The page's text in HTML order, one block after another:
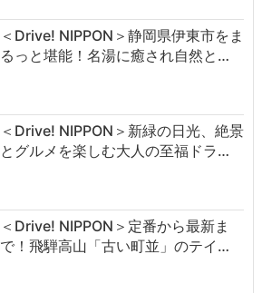
＜Drive! NIPPON＞静岡県伊東市をま
るっと堪能！名湯に癒され自然と…
＜Drive! NIPPON＞新緑の日光、絶景
とグルメを楽しむ大人の至福ドラ…
＜Drive! NIPPON＞定番から最新ま
で！飛騨高山「古い町並」のテイ…